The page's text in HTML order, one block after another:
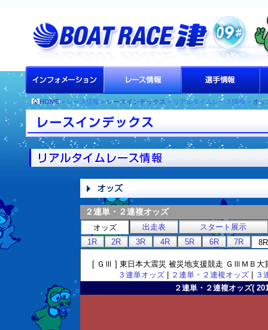
HOME> レース情報 >レースインデックス > リアルタイムレース情報 > オッ
２連単・２連複オッズ
オッズ 出走表
スタート展示
1R
2R 3R 4R 5R 6R 7R 8R
[ ＧⅢ ] 東日本大震災 被災地支援競走 ＧⅢＭＢ
３連単オッズ| ２連単・２連複オッズ|
３
２連単・２連複オッズ(